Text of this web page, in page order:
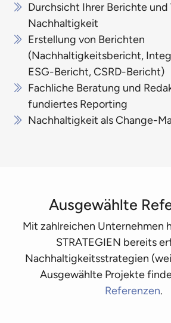
Durchsicht Ihrer Berichte und
Nachhaltigkeit
Erstellung von Berichten
(Nachhaltigkeitsbericht,
ESG-Bericht, CSRD-Bericht)
Fachliche Beratung und
fundiertes Reporting
Nachhaltigkeit als Change-
Ausgewählte
Mit zahlreichen Unternehmen
STRATEGIEN bereits
Nachhaltigkeitsstrategien
Ausgewählte Projekte
Referenzen.